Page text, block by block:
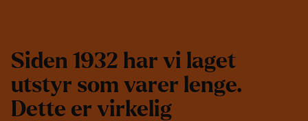
Siden 1932 har vi laget
utstyr som varer lenge.
Dette er virkelig